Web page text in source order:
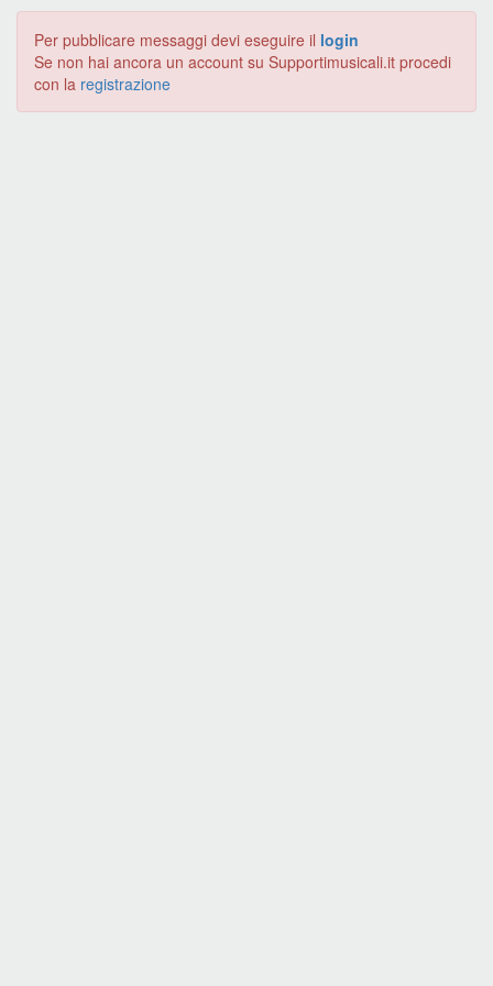
Per pubblicare messaggi devi eseguire il login
Se non hai ancora un account su Supportimusicali.it procedi
con la registrazione